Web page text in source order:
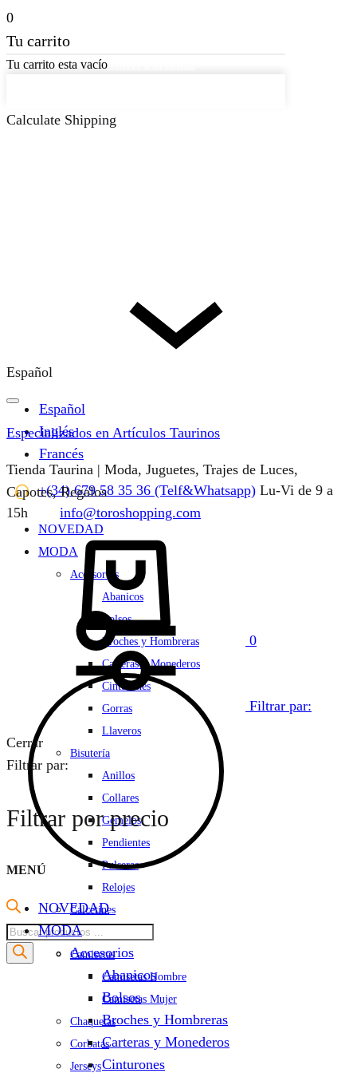
0
Tu carrito
Tu carrito esta vacío
Calculate Shipping
Español
Español
Inglés
Francés
+(34) 679 58 35 36 (Telf&Whatsapp) Lu-Vi de 9 a
15h
info@toroshopping.com
Especializados en Artículos Taurinos
Tienda Taurina | Moda, Juguetes, Trajes de Luces,
Capotes, Regalos
NOVEDAD
MODA
Accesorios
Abanicos
Bolsos
Broches y Hombreras
Carteras y Monederos
Cinturones
Gorras
Llaveros
Bisutería
Anillos
Collares
Gemelos
Pendientes
Pulseras
Relojes
Calcetines
Camisas
Camisetas
Camisetas Hombre
Camisetas Mujer
Chaquetas
Corbatas
Jerseys
0
Búsqueda
de
Filtrar par:
Cerrar
Filtrar par:
Filtrar por precio
MENÚ
NOVEDAD
MODA
Accesorios
Abanicos
Bolsos
Broches y Hombreras
Carteras y Monederos
Cinturones